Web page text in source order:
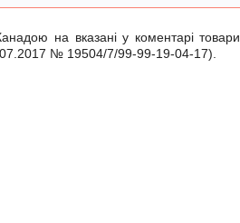
на вказані у коментарі товари,
№ 19504/7/99-99-19-04-17).